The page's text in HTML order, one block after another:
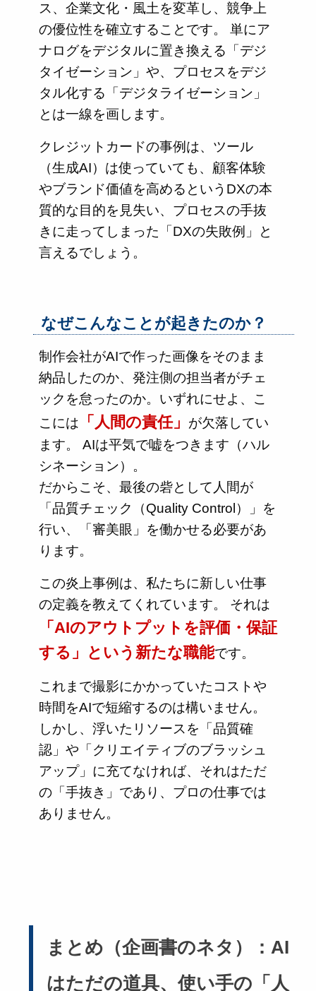
ス、企業文化・風土を変革し、競争上
の優位性を確立することです。 単にア
ナログをデジタルに置き換える「デジ
タイゼーション」や、プロセスをデジ
タル化する「デジタライゼーション」
とは一線を画します。
クレジットカードの事例は、ツール
（生成AI）は使っていても、顧客体験
やブランド価値を高めるというDXの本
質的な目的を見失い、プロセスの手抜
きに走ってしまった「DXの失敗例」と
言えるでしょう。
なぜこんなことが起きたのか？
制作会社がAIで作った画像をそのまま
納品したのか、発注側の担当者がチェ
ックを怠ったのか。いずれにせよ、こ
こには
「人間の責任」
が欠落してい
ます。 AIは平気で嘘をつきます（ハル
シネーション）。
だからこそ、最後の砦として人間が
「品質チェック（Quality Control）」を
行い、「審美眼」を働かせる必要があ
ります。
この炎上事例は、私たちに新しい仕事
の定義を教えてくれています。 それは
「AIのアウトプットを評価・保証
する」という新たな職能です。
これまで撮影にかかっていたコストや
時間をAIで短縮するのは構いません。
しかし、浮いたリソースを「品質確
認」や「クリエイティブのブラッシュ
アップ」に充てなければ、それはただ
の「手抜き」であり、プロの仕事では
ありません。
まとめ（企画書のネタ）：AI
はただの道具、使い手の「人